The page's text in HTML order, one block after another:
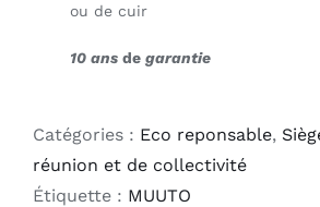
ou de cuir
10 ansde garantie
Catégories : Eco reponsable,
réunion et de collectivité
Étiquette : MUUTO